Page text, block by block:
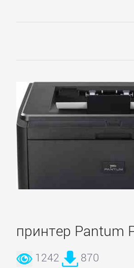
принтер Pantum
1242 870